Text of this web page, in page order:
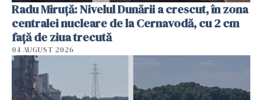
Radu Miruţă: Nivelul Dunării a crescut, în zona
centralei nucleare de la Cernavodă, cu 2 cm
faţă de ziua trecută
04 AUGUST 2026